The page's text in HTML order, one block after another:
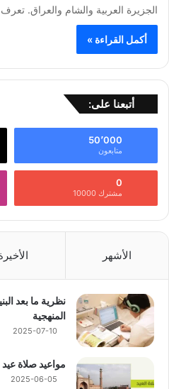
الجزيرة العربية والشام والعراق.
أكمل القراءة »
أتبعنا على:
50٬000
متابعون
0
مشترك 10000
الأشهر
نظرية ما بعد
المنهجية
2025-07-10
مواعيد صلاة عيد
2025-06-05